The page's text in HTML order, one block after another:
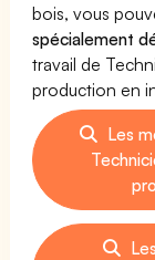
bois, vous
spécialement
travail de
production en
Les